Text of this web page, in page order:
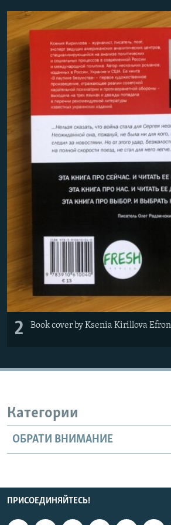
2 Book cover by Ksenia Kirillova
Категории
ОБРАТИ ВНИМАНИЕ
ПРИСОЕДИНЯЙТЕСЬ!